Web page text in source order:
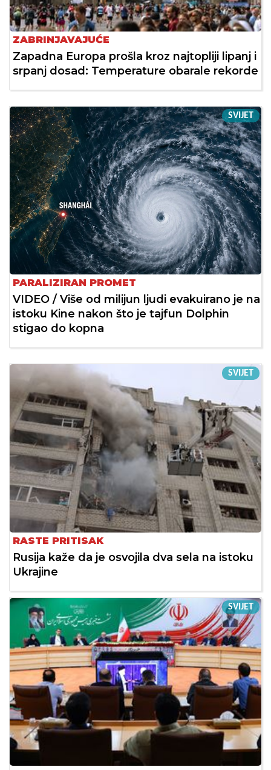
ZABRINJAVAJUĆE
Zapadna Europa prošla kroz najtopliji lipanj i
srpanj dosad: Temperature obarale rekorde
SVIJET
PARALIZIRAN PROMET
VIDEO / Više od milijun ljudi evakuirano je na
istoku Kine nakon što je tajfun Dolphin
stigao do kopna
SVIJET
RASTE PRITISAK
Rusija kaže da je osvojila dva sela na istoku
Ukrajine
SVIJET